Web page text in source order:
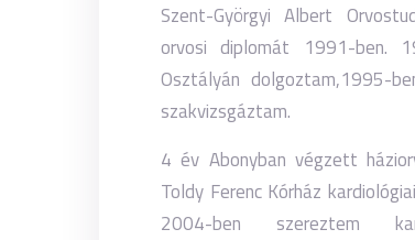
Szent-Györgyi Albert
orvosi diplomát 1991-ben.
Osztályán dolgoztam,1995-
szakvizsgáztam.
4 év Abonyban végzett
Toldy Ferenc Kórház
2004-ben szereztem